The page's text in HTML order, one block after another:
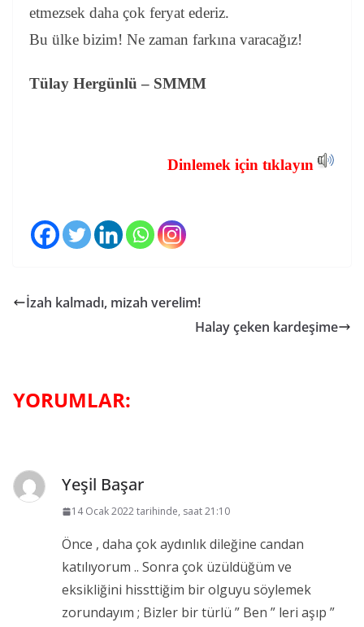
etmezsek daha çok feryat ederiz.
Bu ülke bizim! Ne zaman farkına varacağız!
Tülay Hergünlü – SMMM
Dinlemek için tıklayın
İzah kalmadı, mizah verelim!
Halay çeken kardeşime
Yeşil Başar
14 Ocak 2022 tarihinde, saat 21:10
Önce , daha çok aydınlık dileğine candan
katılıyorum .. Sonra çok üzüldüğüm ve
eksikliğini hissttiğim bir olguyu söylemek
zorundayım ; Bizler bir türlü ” Ben ” leri aşıp ”